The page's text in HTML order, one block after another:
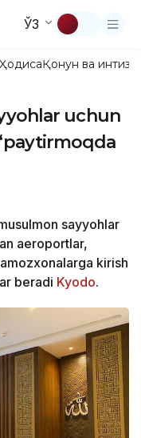
ЎЗ
ҲодисаҚонун ва
uchun
sayyohlar
aeroportlar,
kirish
beradi Kyodo.